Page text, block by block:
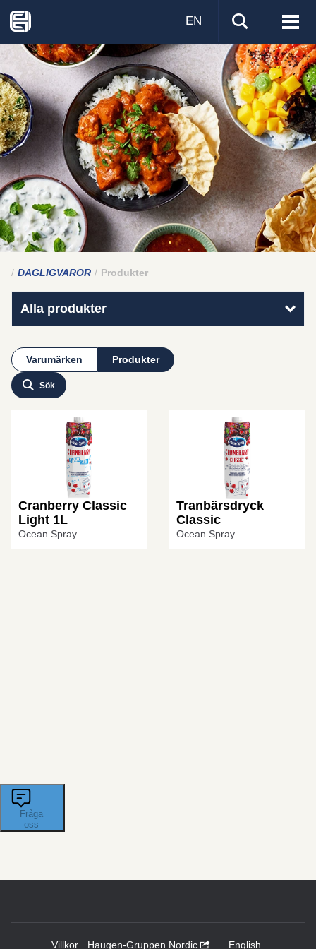
Visa
EN
DAGLIGVAROR Produkter
Alla produkter
Varumärken Produkter
Sök
Cranberry Classic
Light 1L
Ocean Spray
Tranbärsdryck
Classic
Ocean Spray
Villkor Haugen-Gruppen Nordic English